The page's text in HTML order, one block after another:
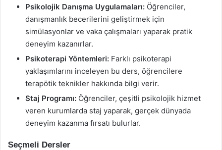
Psikolojik Danışma Uygulamaları: Öğrenciler,
danışmanlık becerilerini geliştirmek için
simülasyonlar ve vaka çalışmaları yaparak pratik
deneyim kazanırlar.
Psikoterapi Yöntemleri: Farklı psikoterapi
yaklaşımlarını inceleyen bu ders, öğrencilere
terapötik teknikler hakkında bilgi verir.
Staj Programı: Öğrenciler, çeşitli psikolojik hizmet
veren kurumlarda staj yaparak, gerçek dünyada
deneyim kazanma fırsatı bulurlar.
Seçmeli Dersler